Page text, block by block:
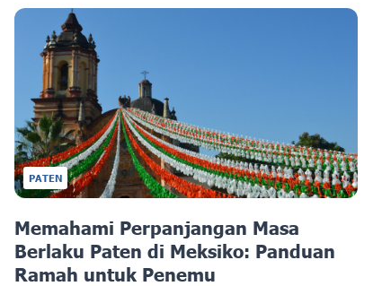
PATEN
Memahami Perpanjangan Masa
Berlaku Paten di Meksiko: Panduan
Ramah untuk Penemu